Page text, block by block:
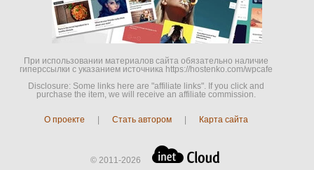
При использовании материалов сайта обязательно наличие
гиперссылки c указанием источника https://hostenko.com/wpcafe
Disclosure: Some links here are "affiliate links". If you click and
purchase the item, we will receive an affiliate commission.
О проекте | Стать автором | Карта сайта
© 2011-2026